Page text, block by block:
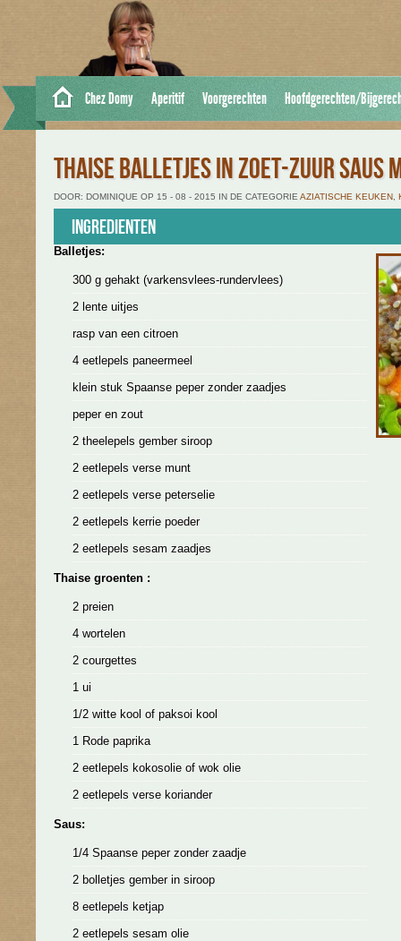
Chez Domy Aperitif Voorgerechten Hoofdgerechten/
THAISE BALLETJES IN ZOET-ZUUR SAUS
DOOR: DOMINIQUE OP 15 - 08 - 2015 IN DE CATEGORIE AZIATISCHE KEUKEN
Ingredienten
Balletjes:
300 g gehakt (varkensvlees-rundervlees)
2 lente uitjes
rasp van een citroen
4 eetlepels paneermeel
klein stuk Spaanse peper zonder zaadjes
peper en zout
2 theelepels gember siroop
2 eetlepels verse munt
2 eetlepels verse peterselie
2 eetlepels kerrie poeder
2 eetlepels sesam zaadjes
Thaise groenten :
2 preien
4 wortelen
2 courgettes
1 ui
1/2 witte kool of paksoi kool
1 Rode paprika
2 eetlepels kokosolie of wok olie
2 eetlepels verse koriander
Saus:
1/4 Spaanse peper zonder zaadje
2 bolletjes gember in siroop
8 eetlepels ketjap
2 eetlepels sesam olie